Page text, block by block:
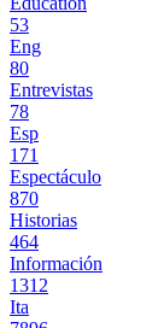
53
Eng
80
Entrevistas
78
Esp
171
Espectáculo
870
Historias
464
Información
1312
Ita